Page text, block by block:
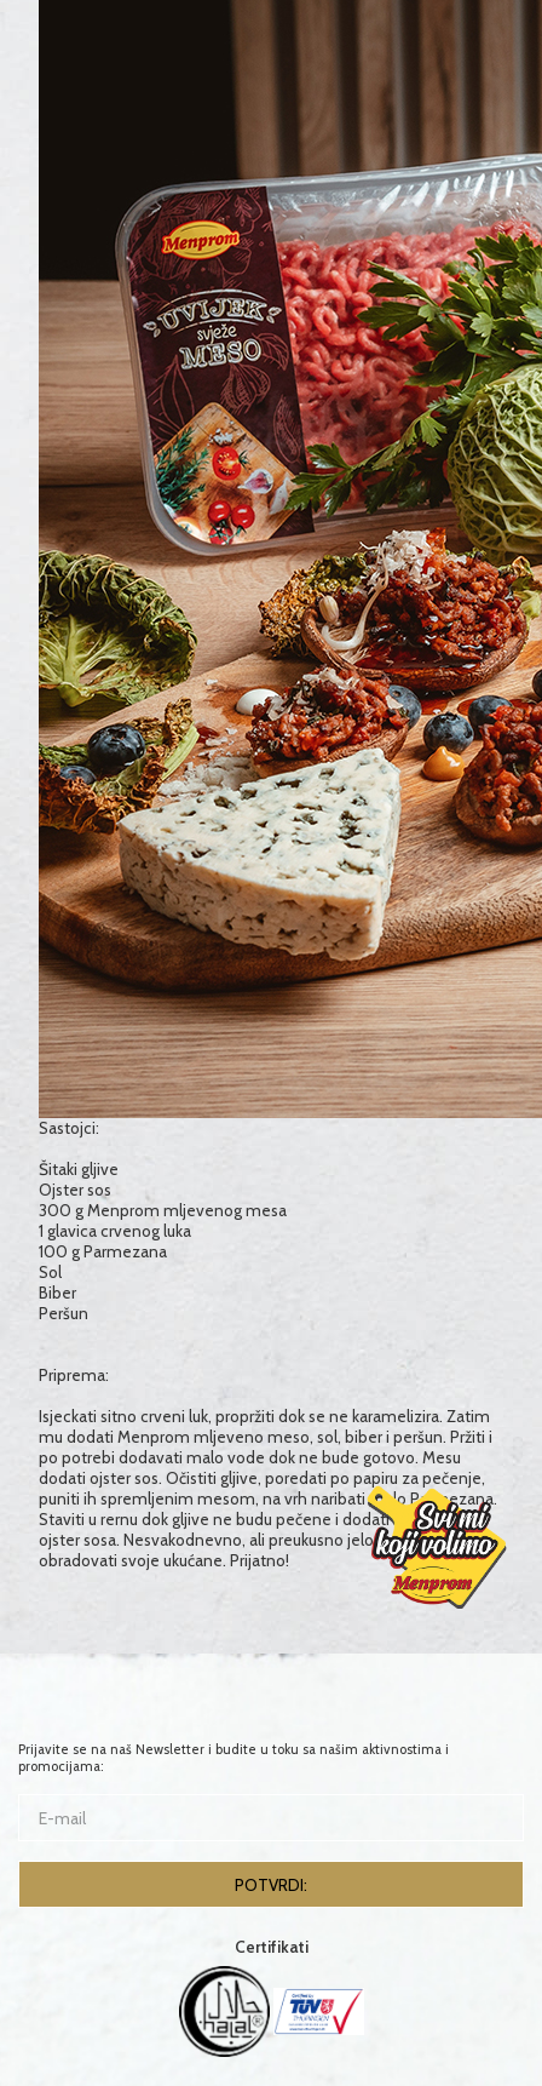
Sastojci:
Šitaki gljive
Ojster sos
300 g Menprom mljevenog mesa
1 glavica crvenog luka
100 g Parmezana
Sol
Biber
Peršun
Priprema:
Isjeckati sitno crveni luk, propržiti dok se ne karamelizira. Zatim
mu dodati Menprom mljeveno meso, sol, biber i peršun. Pržiti i
po potrebi dodavati malo vode dok ne bude gotovo. Mesu
dodati ojster sos. Očistiti gljive, poredati po papiru za pečenje,
puniti ih spremljenim mesom, na vrh naribati malo Parmezana.
Staviti u rernu dok gljive ne budu pečene i dodati im još malo
ojster sosa. Nesvakodnevno, ali preukusno jelo kojim ćete
obradovati svoje ukućane. Prijatno!
Prijavite se na naš Newsletter i budite u toku sa našim aktivnostima i
promocijama:
Certifikati